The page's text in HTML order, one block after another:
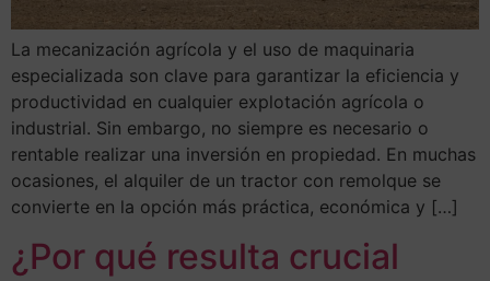
La mecanización agrícola y el uso de maquinaria
especializada son clave para garantizar la eficiencia y
productividad en cualquier explotación agrícola o
industrial. Sin embargo, no siempre es necesario o
rentable realizar una inversión en propiedad. En muchas
ocasiones, el alquiler de un tractor con remolque se
convierte en la opción más práctica, económica y […]
¿Por qué resulta crucial